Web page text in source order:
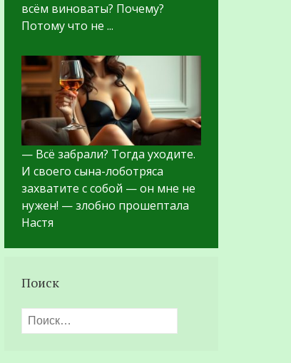
всём виноваты? Почему?
Потому что не ...
— Всё забрали? Тогда уходите.
И своего сына-лоботряса
захватите с собой — он мне не
нужен! — злобно прошептала
Настя
Поиск
Найти: